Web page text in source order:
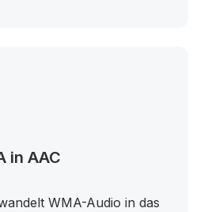
in AAC
WMA-Audio in das